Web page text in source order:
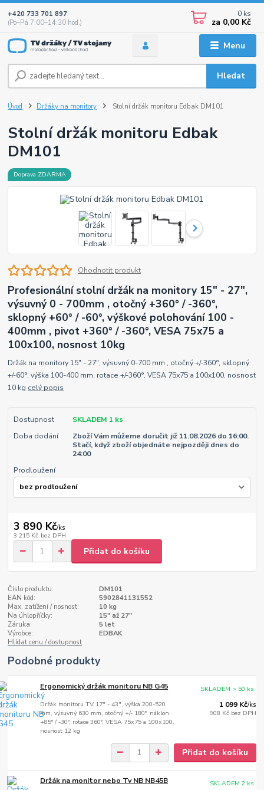
Menu
Hledat
+420 733 701 897
(Po–Pá 7:00–14:30 hod.)
0 ks
za 0,00 Kč
Úvod Držáky na monitory Stolní držák monitoru Edbak DM101
Stolní držák monitoru Edbak
DM101
Doprava ZDARMA
Ohodnotit produkt
Profesionální stolní držák na monitory 15" - 27",
výsuvný 0 - 700mm , otočný +360° / -360°,
sklopný +60° / -60°, výškové polohování 100 -
400mm , pivot +360° / -360°, VESA 75x75 a
100x100, nosnost 10kg
Držák na monitory 15" - 27", výsuvný 0-700 mm , otočný +/-360°, sklopný
+/-60°, výška 100-400 mm, rotace +/-360°, VESA 75x75 a 100x100, nosnost
10 kg celý popis
Dostupnost
SKLADEM 1 ks
Doba dodání
Zboží Vám můžeme doručit již 11.08.2026 do 16:00.
Stačí, když zboží objednáte nejpozději dnes do
24:00
Prodloužení
3 890 Kč/ks
3 215 Kč bez DPH
Přidat do košíku
Číslo produktu:
DM101
EAN kód:
5902841131552
Max. zatížení / nosnost:
10 kg
Na úhlopříčky:
15" až 27"
Záruka:
5 let
Výrobce:
EDBAK
Hlídat cenu / dostupnost
Podobné produkty
Ergonomický držák monitoru NB G45
Držák monitoru TV 17" - 43", výška 200-520
mm, výsuvný 630 mm, otočný +/- 180°, náklon
+85° / -30°, rotace 360°, VESA 75x75 a 100x100,
nosnost 12 kg
1 099 Kč/ks
908 Kč bez DPH
SKLADEM > 50 ks
Přidat do košíku
Držák na monitor nebo Tv NB NB45B SKLADEM 2 ks